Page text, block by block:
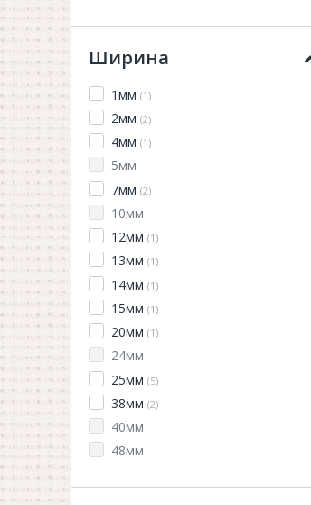
Ширина
1мм (1)
2мм (2)
4мм (1)
5мм
7мм (2)
10мм
12мм (1)
13мм (1)
14мм (1)
15мм (1)
20мм (1)
24мм
25мм (5)
38мм (2)
40мм
48мм